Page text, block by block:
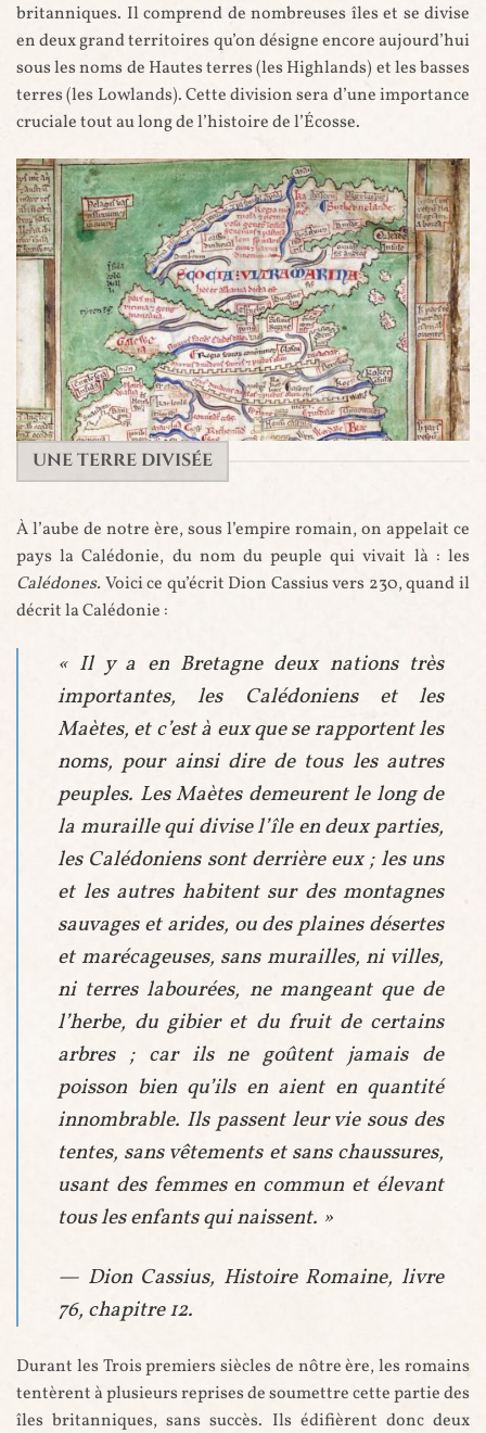
britanniques. Il comprend de nombreuses îles et se divise
en deux grand territoires qu’on désigne encore aujourd’hui
sous les noms de Hautes terres (les Highlands) et les basses
terres (les Lowlands). Cette division sera d’une importance
cruciale tout au long de l’histoire de l’Écosse.
Carte de l'Écosse de la carte de Matthew Paris (détail) - 1250
UNE TERRE DIVISÉE
À l’aube de notre ère, sous l’empire romain, on appelait ce
pays la Calédonie, du nom du peuple qui vivait là : les
Calédones.Voici ce qu’écrit Dion Cassius vers 230, quand il
décrit la Calédonie :
« Il y a en Bretagne deux nations très
importantes, les Calédoniens et les
Maètes, et c’est à eux que se rapportent les
noms, pour ainsi dire de tous les autres
peuples. Les Maètes demeurent le long de
la muraille qui divise l’île en deux parties,
les Calédoniens sont derrière eux ; les uns
et les autres habitent sur des montagnes
sauvages et arides, ou des plaines désertes
et marécageuses, sans murailles, ni villes,
ni terres labourées, ne mangeant que de
l’herbe, du gibier et du fruit de certains
arbres ; car ils ne goûtent jamais de
poisson bien qu’ils en aient en quantité
innombrable. Ils passent leur vie sous des
tentes, sans vêtements et sans chaussures,
usant des femmes en commun et élevant
tous les enfants qui naissent. »
— Dion Cassius, Histoire Romaine, livre
76, chapitre 12.
Durant les Trois premiers siècles de nôtre ère, les romains
tentèrent à plusieurs reprises de soumettre cette partie des
îles britanniques, sans succès. Ils édifièrent donc deux